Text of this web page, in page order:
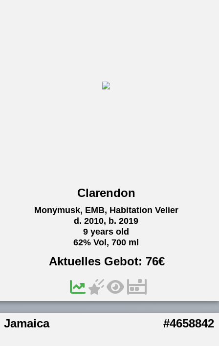
Clarendon
Monymusk, EMB, Habitation Velier
d. 2010, b. 2019
9 years old
62% Vol, 700 ml
Aktuelles Gebot: 76€
Jamaica #4658842